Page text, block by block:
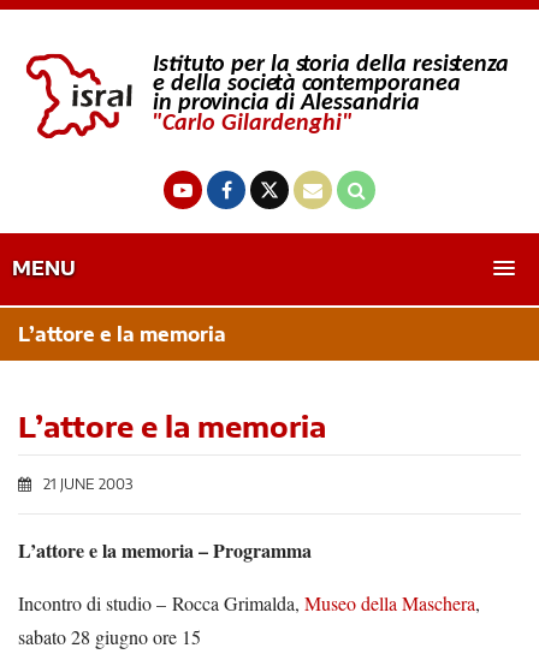
MENU
L’attore e la memoria
L’attore e la memoria
21 JUNE 2003
L’attore e la memoria – Programma
Incontro di studio – Rocca Grimalda, Museo della Maschera,
sabato 28 giugno ore 15